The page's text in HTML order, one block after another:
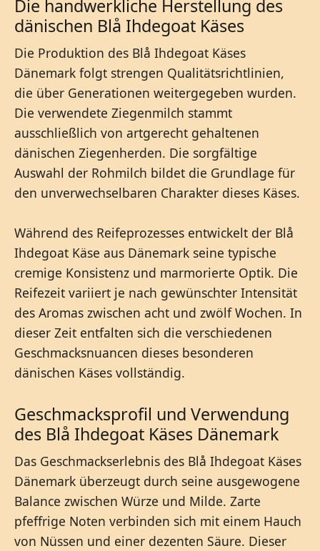
Die handwerkliche Herstellung des
dänischen Blå Ihdegoat Käses
Die Produktion des Blå Ihdegoat Käses
Dänemark folgt strengen Qualitätsrichtlinien,
die über Generationen weitergegeben wurden.
Die verwendete Ziegenmilch stammt
ausschließlich von artgerecht gehaltenen
dänischen Ziegenherden. Die sorgfältige
Auswahl der Rohmilch bildet die Grundlage für
den unverwechselbaren Charakter dieses Käses.
Während des Reifeprozesses entwickelt der Blå
Ihdegoat Käse aus Dänemark seine typische
cremige Konsistenz und marmorierte Optik. Die
Reifezeit variiert je nach gewünschter Intensität
des Aromas zwischen acht und zwölf Wochen. In
dieser Zeit entfalten sich die verschiedenen
Geschmacksnuancen dieses besonderen
dänischen Käses vollständig.
Geschmacksprofil und Verwendung
des Blå Ihdegoat Käses Dänemark
Das Geschmackserlebnis des Blå Ihdegoat Käses
Dänemark überzeugt durch seine ausgewogene
Balance zwischen Würze und Milde. Zarte
pfeffrige Noten verbinden sich mit einem Hauch
von Nüssen und einer dezenten Säure. Dieser